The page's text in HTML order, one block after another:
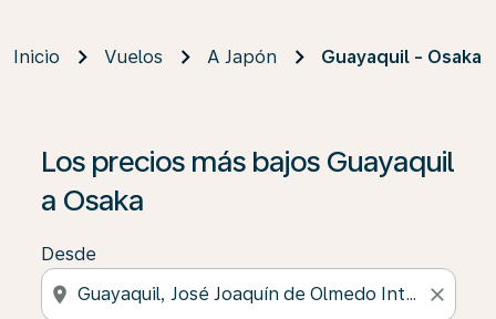
Inicio Vuelos A Japón Guayaquil - Osaka
Los precios más bajos Guayaquil
a Osaka
Desde
location_on close
Si no se encuentran resultados, haga clic en ‘Buscar